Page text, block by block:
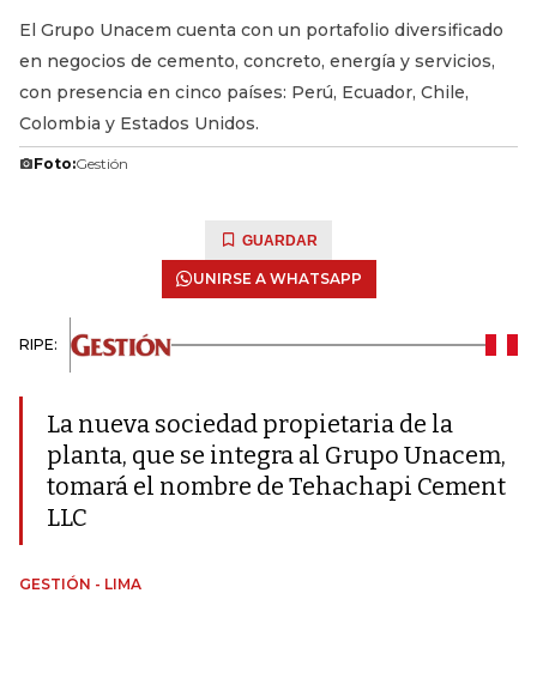
El Grupo Unacem cuenta con un portafolio diversificado
en negocios de cemento, concreto, energía y servicios,
con presencia en cinco países: Perú, Ecuador, Chile,
Colombia y Estados Unidos.
Foto:Gestión
GUARDAR
UNIRSE A WHATSAPP
RIPE:
La nueva sociedad propietaria de la
planta, que se integra al Grupo Unacem,
tomará el nombre de Tehachapi Cement
LLC
GESTIÓN - LIMA